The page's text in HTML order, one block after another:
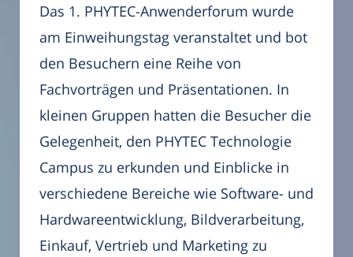
Das 1. PHYTEC-Anwenderforum wurde
am Einweihungstag veranstaltet und bot
den Besuchern eine Reihe von
Fachvorträgen und Präsentationen. In
kleinen Gruppen hatten die Besucher die
Gelegenheit, den PHYTEC Technologie
Campus zu erkunden und Einblicke in
verschiedene Bereiche wie Software- und
Hardwareentwicklung, Bildverarbeitung,
Einkauf, Vertrieb und Marketing zu